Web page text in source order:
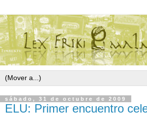
sábado, 31 de octubre de 2009
ELU: Primer encuentro